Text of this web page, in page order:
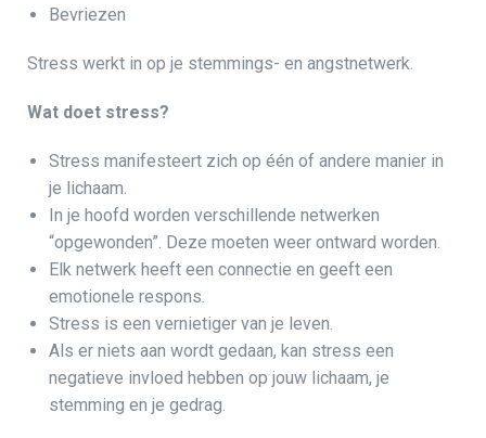
Bevriezen
Stress werkt in op je stemmings- en angstnetwerk.
Wat doet stress?
Stress manifesteert zich op één of andere manier in
je lichaam.
In je hoofd worden verschillende netwerken
“opgewonden”. Deze moeten weer ontward worden.
Elk netwerk heeft een connectie en geeft een
emotionele respons.
Stress is een vernietiger van je leven.
Als er niets aan wordt gedaan, kan stress een
negatieve invloed hebben op jouw lichaam, je
stemming en je gedrag.